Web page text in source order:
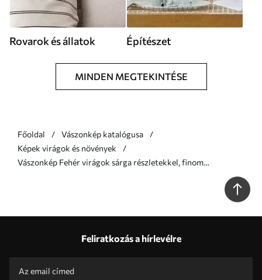
Rovarok és állatok Építészet
MINDEN MEGTEKINTÉSE
Főoldal
Vászonkép katalógusa
Képek virágok és növények
Vászonkép Fehér virágok sárga részletekkel, finom
árnyékokkal ellátott szirmok, finom márványhatású világos
Feliratkozás a hírlevélre